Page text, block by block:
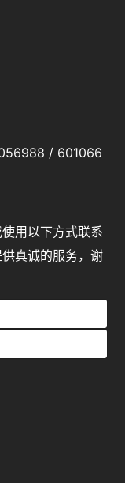
/ 601066
用以下方式联系
真诚的服务，谢